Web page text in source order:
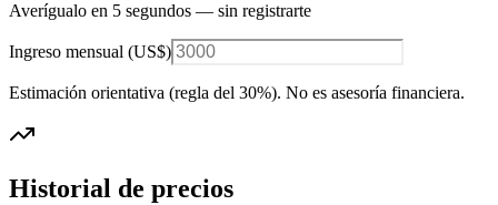
Averígualo en 5 segundos — sin registrarte
Ingreso mensual (US$)
Estimación orientativa (regla del 30%). No es asesoría financiera.
Historial de precios